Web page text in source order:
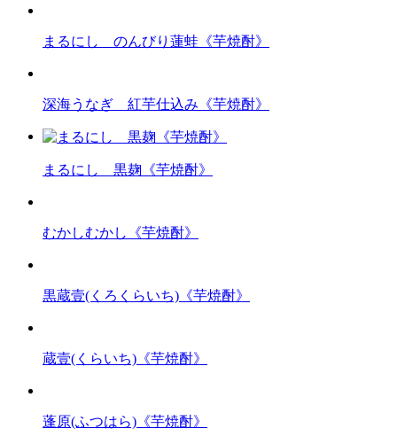
まるにし のんびり蓮蛙《芋焼酎》
深海うなぎ 紅芋仕込み《芋焼酎》
まるにし 黒麹《芋焼酎》
むかしむかし《芋焼酎》
黒蔵壹(くろくらいち)《芋焼酎》
蔵壹(くらいち)《芋焼酎》
蓬原(ふつはら)《芋焼酎》